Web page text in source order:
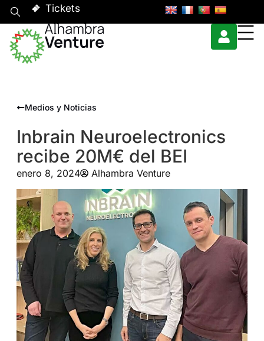
Tickets
Medios y Noticias
Inbrain Neuroelectronics
recibe 20M€ del BEI
enero 8, 2024 Alhambra Venture